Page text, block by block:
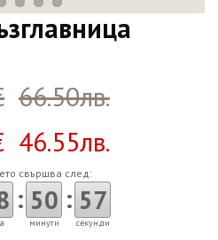
66.50лв.
46.55лв.
свършва след:
: 50
минути
: 56
секунди